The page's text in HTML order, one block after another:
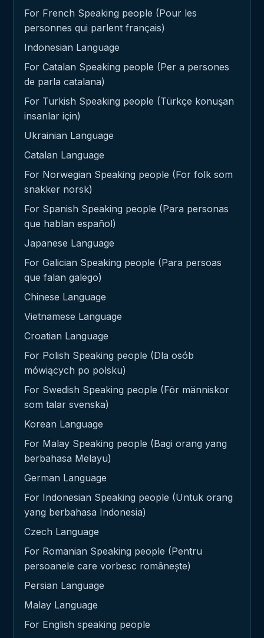
For French Speaking people (Pour les
personnes qui parlent français)
Indonesian Language
For Catalan Speaking people (Per a persones
de parla catalana)
For Turkish Speaking people (Türkçe konuşan
insanlar için)
Ukrainian Language
Catalan Language
For Norwegian Speaking people (For folk som
snakker norsk)
For Spanish Speaking people (Para personas
que hablan español)
Japanese Language
For Galician Speaking people (Para persoas
que falan galego)
Chinese Language
Vietnamese Language
Croatian Language
For Polish Speaking people (Dla osób
mówiących po polsku)
For Swedish Speaking people (För människor
som talar svenska)
Korean Language
For Malay Speaking people (Bagi orang yang
berbahasa Melayu)
German Language
For Indonesian Speaking people (Untuk orang
yang berbahasa Indonesia)
Czech Language
For Romanian Speaking people (Pentru
persoanele care vorbesc românește)
Persian Language
Malay Language
For English speaking people